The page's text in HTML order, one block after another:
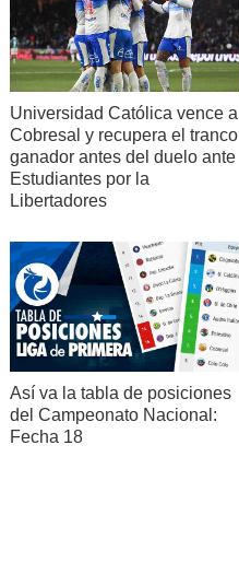
Universidad Católica vence a
Cobresal y recupera el tranco
ganador antes del duelo ante
Estudiantes por la
Libertadores
Así va la tabla de posiciones
del Campeonato Nacional:
Fecha 18